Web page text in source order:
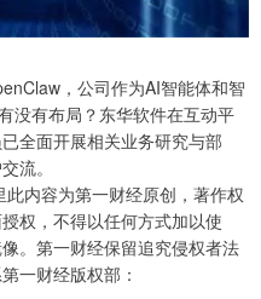
，公司作为AI智能体和智
没有布局？东华软件在互动平
全面开展相关业务研究与部
流。
内容为第一财经原创，著作权
权，不得以任何方式加以使
。第一财经保留追究侵权者法
一财经版权部：